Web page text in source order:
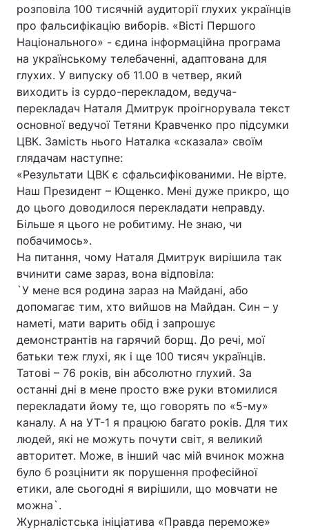
Головна Війна
Україна Політика
Економіка Світ
Наука
Техно і зв'язок Лайт
Зброя Інциденти
Здоров'я Туризм
Цікавинки Погода
Екологія Регіони
Лонгріди
Відео з Youtube
розповіла 100 тисячній аудиторії глухих українців
про фальсифікацію виборів. «Вісті Першого
Національного» - єдина інформаційна програма
на українському телебаченні, адаптована для
глухих. У випуску об 11.00 в четвер, який
виходить із сурдо-перекладом, ведуча-
перекладач Наталя Дмитрук проігнорувала текст
основної ведучої Тетяни Кравченко про підсумки
ЦВК. Замість нього Наталка «сказала» своїм
глядачам наступне:
«Результати ЦВК є сфальсифікованими. Не вірте.
Наш Президент – Ющенко. Мені дуже прикро, що
до цього доводилося перекладати неправду.
Більше я цього не робитиму. Не знаю, чи
побачимось».
На питання, чому Наталя Дмитрук вирішила так
вчинити саме зараз, вона відповіла:
`У мене вся родина зараз на Майдані, або
допомагає тим, хто вийшов на Майдан. Син – у
наметі, мати варить обід і запрошує
демонстрантів на гарячий борщ. До речі, мої
батьки теж глухі, як і ще 100 тисяч українців.
Татові – 76 років, він абсолютно глухий. За
останні дні в мене просто вже руки втомилися
перекладати йому те, що говорять по «5-му»
каналу. А на УТ-1 я працюю багато років. Для тих
людей, які не можуть почути світ, я великий
авторитет. Може, в інший час мій вчинок можна
було б розцінити як порушення професійної
етики, але сьогодні я вирішили, що мовчати не
можна`.
Журналістська ініціатива «Правда переможе»